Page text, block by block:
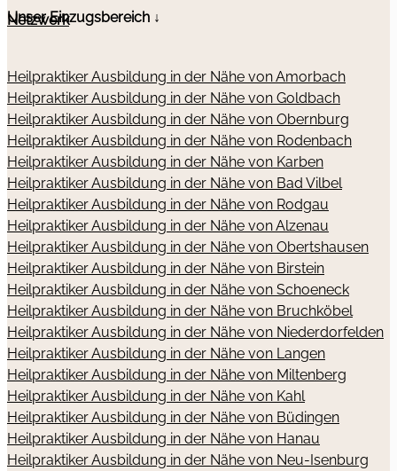
Netzwerk
Unser Einzugsbereich ↓
Heilpraktiker Ausbildung in der Nähe von Amorbach
Heilpraktiker Ausbildung in der Nähe von Goldbach
Heilpraktiker Ausbildung in der Nähe von Obernburg
Heilpraktiker Ausbildung in der Nähe von Rodenbach
Heilpraktiker Ausbildung in der Nähe von Karben
Heilpraktiker Ausbildung in der Nähe von Bad Vilbel
Heilpraktiker Ausbildung in der Nähe von Rodgau
Heilpraktiker Ausbildung in der Nähe von Alzenau
Heilpraktiker Ausbildung in der Nähe von Obertshausen
Heilpraktiker Ausbildung in der Nähe von Birstein
Heilpraktiker Ausbildung in der Nähe von Schoeneck
Heilpraktiker Ausbildung in der Nähe von Bruchköbel
Heilpraktiker Ausbildung in der Nähe von Niederdorfelden
Heilpraktiker Ausbildung in der Nähe von Langen
Heilpraktiker Ausbildung in der Nähe von Miltenberg
Heilpraktiker Ausbildung in der Nähe von Kahl
Heilpraktiker Ausbildung in der Nähe von Büdingen
Heilpraktiker Ausbildung in der Nähe von Hanau
Heilpraktiker Ausbildung in der Nähe von Neu-Isenburg